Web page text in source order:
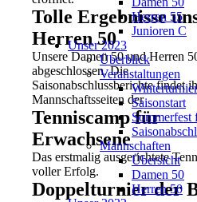
Tolle Ergebnisse
Herren 50
Unsere Damen 50 und Herren
abgeschlossen. Die
Saisonabschlussberichte findet
Mannschaftsseiten der
Tenniscamp für
Erwachsene
Das erstmalig ausgerichtete
voller Erfolg.
Doppelturnier der
Herren 55
Junioren C
Unser 2023
Überblick
Veranstaltungen
Winterturnier
Saisonstart
Mannschaften
Übersicht
Damen 50
Herren 50